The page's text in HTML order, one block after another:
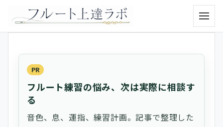
メニ
PR
フルート練習の悩み、次は実際に相談す
る
音色、息、運指、練習計画。記事で整理した